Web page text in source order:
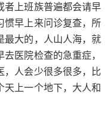
者上班族普遍都会请早
惯早上来问诊复查，所
最大的，人山人海，就
医院检查的急重症，
，人会少很多很多，比
天上一个地下，大人和